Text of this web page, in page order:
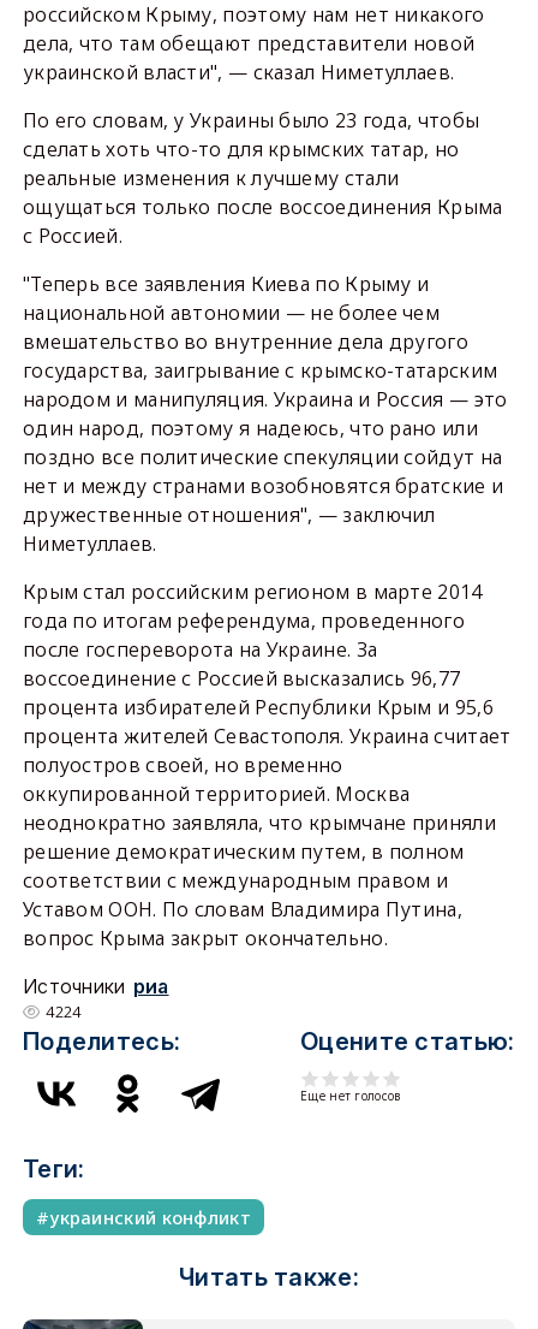
российском Крыму, поэтому нам нет никакого
дела, что там обещают представители новой
украинской власти", — сказал Ниметуллаев.
По его словам, у Украины было 23 года, чтобы
сделать хоть что-то для крымских татар, но
реальные изменения к лучшему стали
ощущаться только после воссоединения Крыма
с Россией.
"Теперь все заявления Киева по Крыму и
национальной автономии — не более чем
вмешательство во внутренние дела другого
государства, заигрывание с крымско-татарским
народом и манипуляция. Украина и Россия — это
один народ, поэтому я надеюсь, что рано или
поздно все политические спекуляции сойдут на
нет и между странами возобновятся братские и
дружественные отношения", — заключил
Ниметуллаев.
Крым стал российским регионом в марте 2014
года по итогам референдума, проведенного
после госпереворота на Украине. За
воссоединение с Россией высказались 96,77
процента избирателей Республики Крым и 95,6
процента жителей Севастополя. Украина считает
полуостров своей, но временно
оккупированной территорией. Москва
неоднократно заявляла, что крымчане приняли
решение демократическим путем, в полном
соответствии с международным правом и
Уставом ООН. По словам Владимира Путина,
вопрос Крыма закрыт окончательно.
Источники риа
4224
Поделитесь: Оцените статью:
Еще нет голосов
Теги:
украинский конфликт
Читать также: